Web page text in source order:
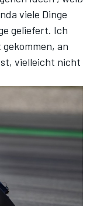
viele Dinge
geliefert. Ich
an
vielleicht nicht